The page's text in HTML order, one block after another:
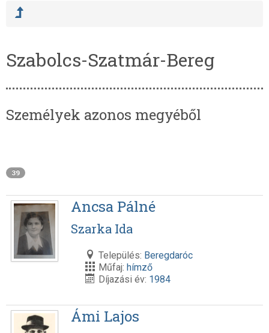
Szabolcs-Szatmár-Bereg
Személyek azonos megyéből
39
Ancsa Pálné
Szarka Ida
Település: Beregdaróc
Műfaj: hímző
Díjazási év: 1984
Ámi Lajos